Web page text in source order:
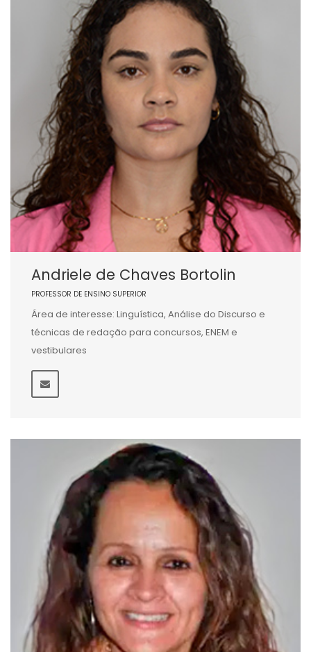
Andriele de Chaves Bortolin
PROFESSOR DE ENSINO SUPERIOR
Área de interesse: Linguística, Análise do Discurso e
técnicas de redação para concursos, ENEM e
vestibulares